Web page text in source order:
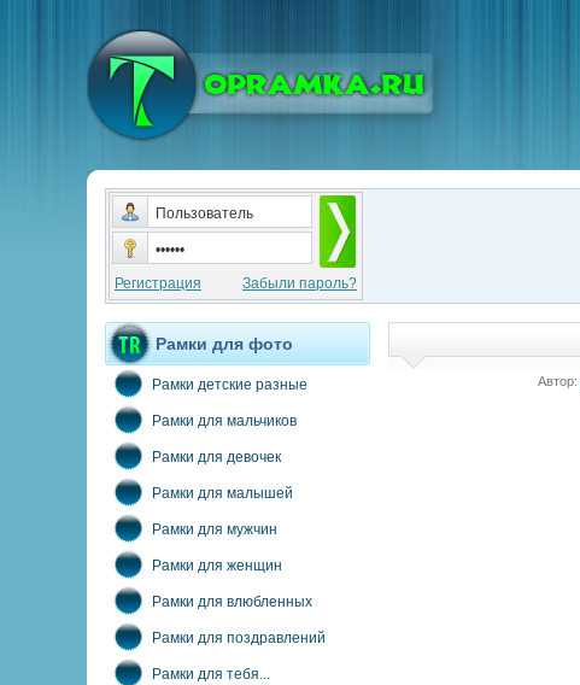
Регистрация Забыли пароль?
Рамки для фото
Рамки детские разные
Рамки для мальчиков
Рамки для девочек
Рамки для малышей
Рамки для мужчин
Рамки для женщин
Рамки для влюбленных
Рамки для поздравлений
Рамки для тебя...
Автор: